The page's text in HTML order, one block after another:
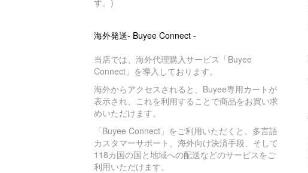
す。)
海外発送- Buyee Connect -
当店では、海外代理購入サービス「Buyee
Connect」を導入しております。
海外からアクセスされると、Buyee専用カートが
表示され、これを利用することで商品をお買い求
めいただけます。
「Buyee Connect」をご利用いただくと、多言語
カスタマーサポート、海外向け決済手段、そして
118カ国の国と地域への配送などのサービスをご
利用いただけます。